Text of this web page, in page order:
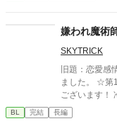
嫌われ魔術
SKYTRICK
旧題：恋愛感情
ました。 ☆第
ございます！ 冷酷大元帥×元娼夫の忘れられた夫 ——「また俺を
好きになるって言ったの
ディことサラ
BL 完結 長編